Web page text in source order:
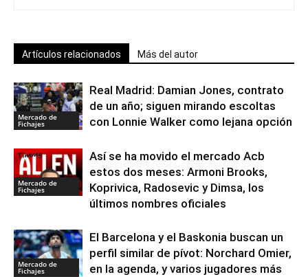
Artículos relacionados Más del autor
Mercado de
Fichajes
Real Madrid: Damian Jones, contrato
de un año; siguen mirando escoltas
con Lonnie Walker como lejana opción
Mercado de
Fichajes
Así se ha movido el mercado Acb
estos dos meses: Armoni Brooks,
Koprivica, Radosevic y Dimsa, los
últimos nombres oficiales
Mercado de
Fichajes
El Barcelona y el Baskonia buscan un
perfil similar de pívot: Norchard Omier,
en la agenda, y varios jugadores más